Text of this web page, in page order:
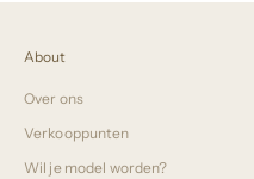
About
Over ons
Verkooppunten
Wil je model worden?